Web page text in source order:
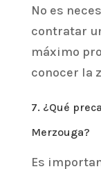
No es
contratar
máximo
conocer la
7. ¿Qué
Merzouga?
Es